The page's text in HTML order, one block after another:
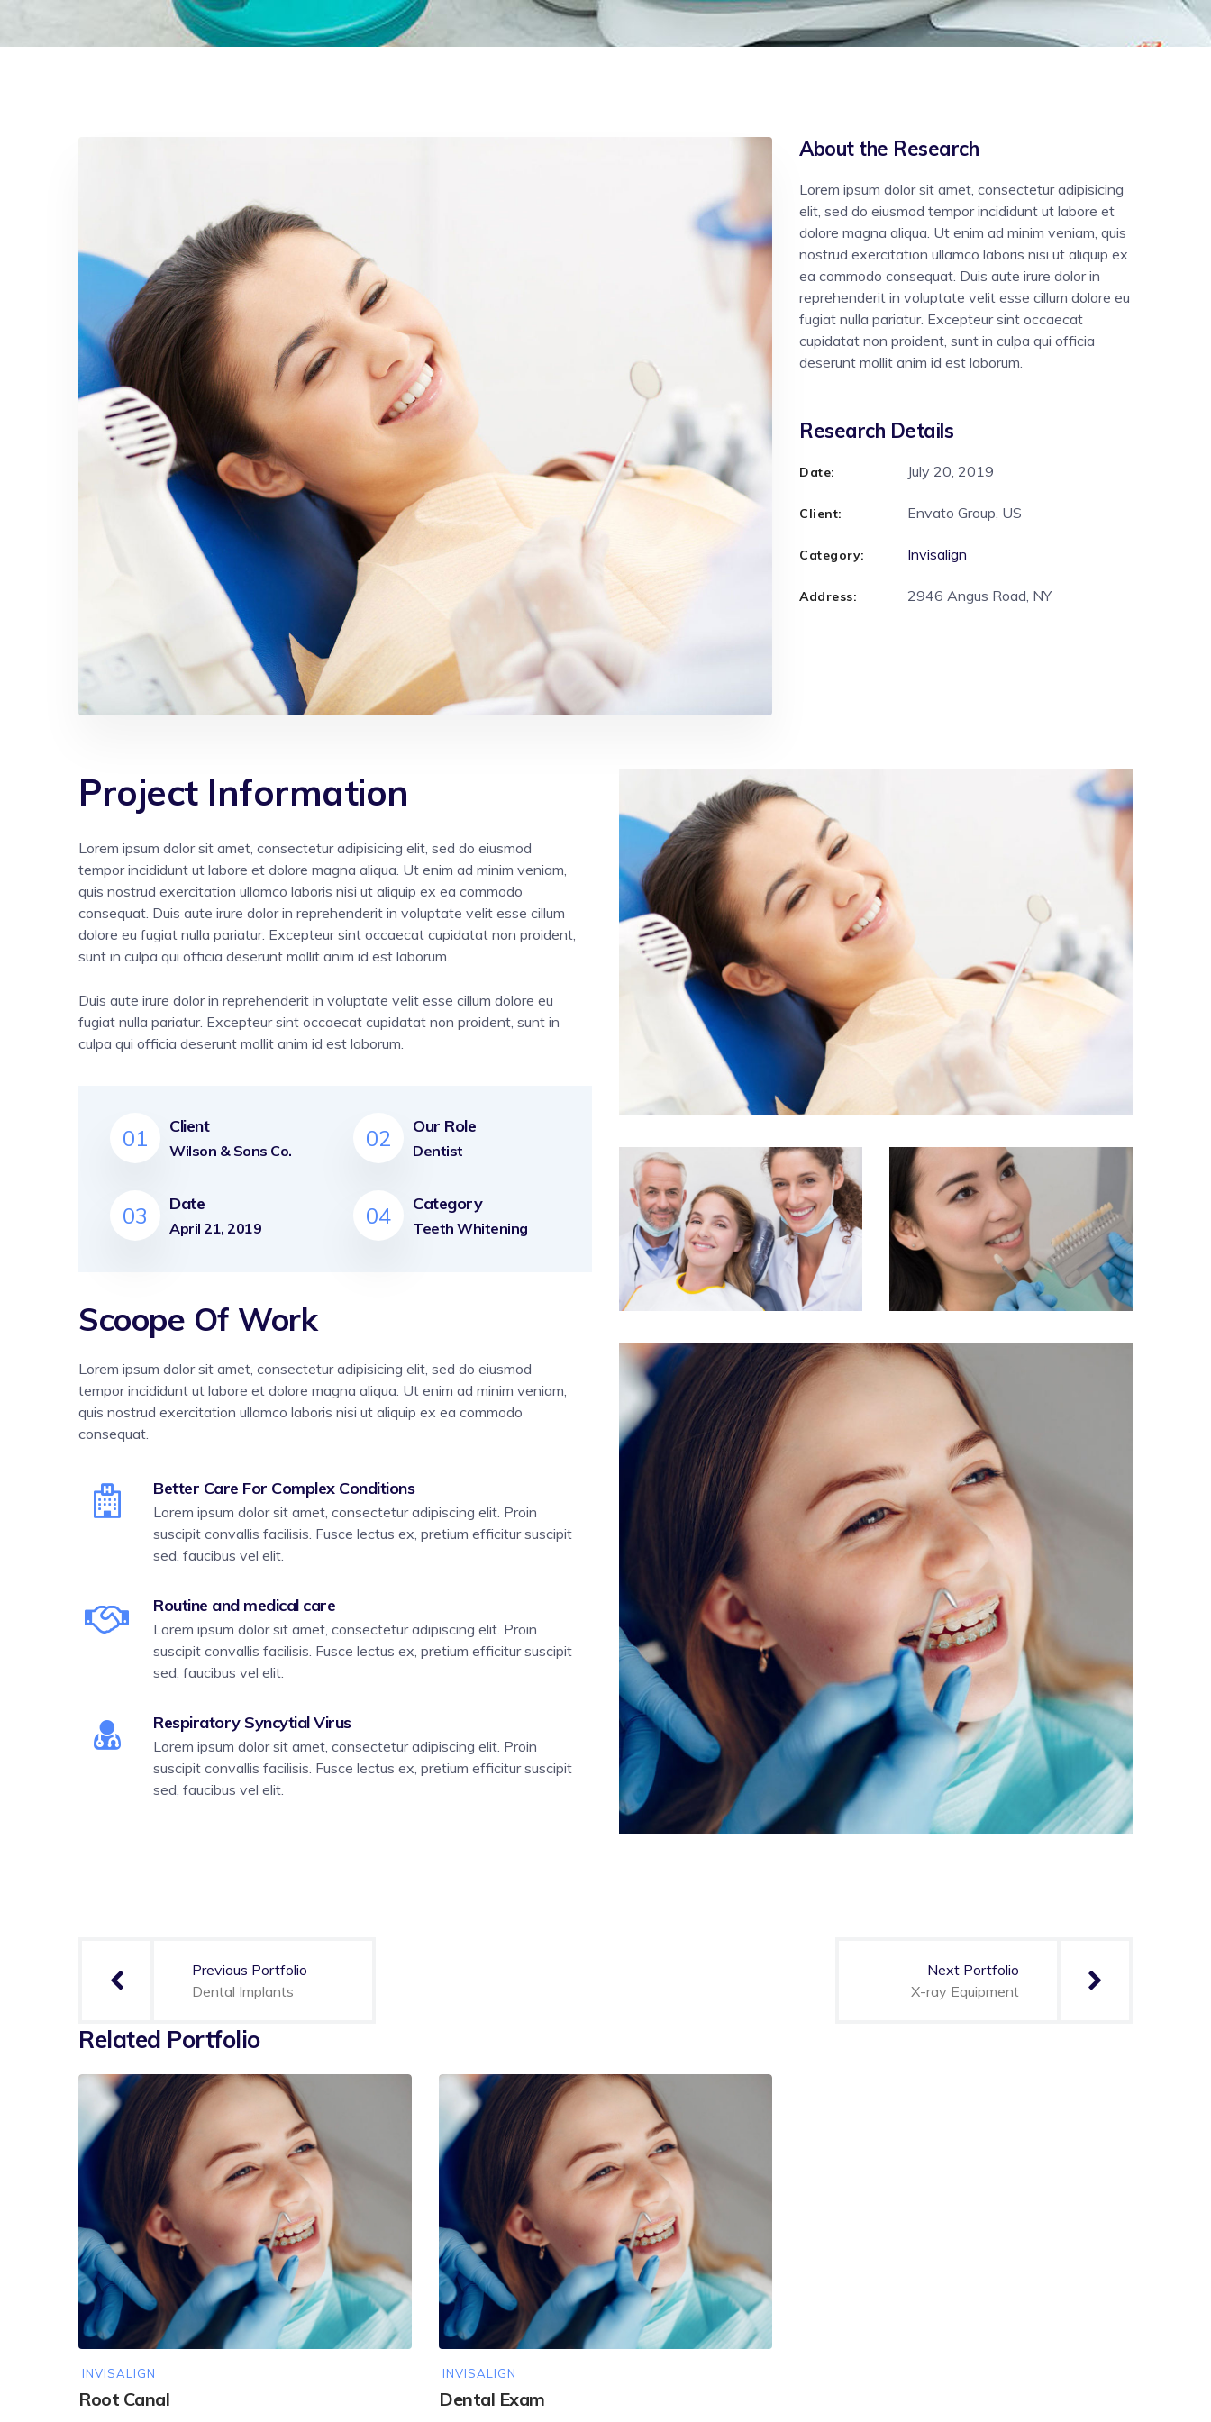
About the Research
Lorem ipsum dolor sit amet, consectetur adipisicing
elit, sed do eiusmod tempor incididunt ut labore et
dolore magna aliqua. Ut enim ad minim veniam, quis
nostrud exercitation ullamco laboris nisi ut aliquip ex
ea commodo consequat. Duis aute irure dolor in
reprehenderit in voluptate velit esse cillum dolore eu
fugiat nulla pariatur. Excepteur sint occaecat
cupidatat non proident, sunt in culpa qui officia
deserunt mollit anim id est laborum.
Research Details
Date: July 20, 2019
Client: Envato Group, US
Category: Invisalign
Address: 2946 Angus Road, NY
Project Information
Lorem ipsum dolor sit amet, consectetur adipisicing elit, sed do eiusmod
tempor incididunt ut labore et dolore magna aliqua. Ut enim ad minim veniam,
quis nostrud exercitation ullamco laboris nisi ut aliquip ex ea commodo
consequat. Duis aute irure dolor in reprehenderit in voluptate velit esse cillum
dolore eu fugiat nulla pariatur. Excepteur sint occaecat cupidatat non proident,
sunt in culpa qui officia deserunt mollit anim id est laborum.
Duis aute irure dolor in reprehenderit in voluptate velit esse cillum dolore eu
fugiat nulla pariatur. Excepteur sint occaecat cupidatat non proident, sunt in
culpa qui officia deserunt mollit anim id est laborum.
01 Client
Wilson & Sons Co.
03 Date
April 21, 2019
02 Our Role
Dentist
04 Category
Teeth Whitening
Scoope Of Work
Lorem ipsum dolor sit amet, consectetur adipisicing elit, sed do eiusmod
tempor incididunt ut labore et dolore magna aliqua. Ut enim ad minim veniam,
quis nostrud exercitation ullamco laboris nisi ut aliquip ex ea commodo
consequat.
Better Care For Complex Conditions
Lorem ipsum dolor sit amet, consectetur adipiscing elit. Proin
suscipit convallis facilisis. Fusce lectus ex, pretium efficitur suscipit
sed, faucibus vel elit.
Routine and medical care
Lorem ipsum dolor sit amet, consectetur adipiscing elit. Proin
suscipit convallis facilisis. Fusce lectus ex, pretium efficitur suscipit
sed, faucibus vel elit.
Respiratory Syncytial Virus
Lorem ipsum dolor sit amet, consectetur adipiscing elit. Proin
suscipit convallis facilisis. Fusce lectus ex, pretium efficitur suscipit
sed, faucibus vel elit.
entradas
Previous Portfolio
Dental Implants
Next Portfolio
X-ray Equipment
Related Portfolio
INVISALIGN
Root Canal
INVISALIGN
Dental Exam